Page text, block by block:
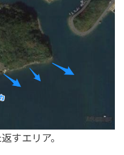
すエリア。